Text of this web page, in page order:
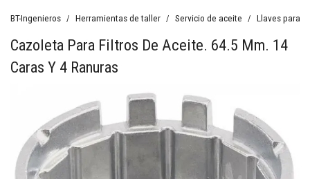
BT-Ingenieros Herramientas de taller Servicio de aceite Llaves para
Cazoleta Para Filtros De Aceite. 64.5 Mm. 14
Caras Y 4 Ranuras